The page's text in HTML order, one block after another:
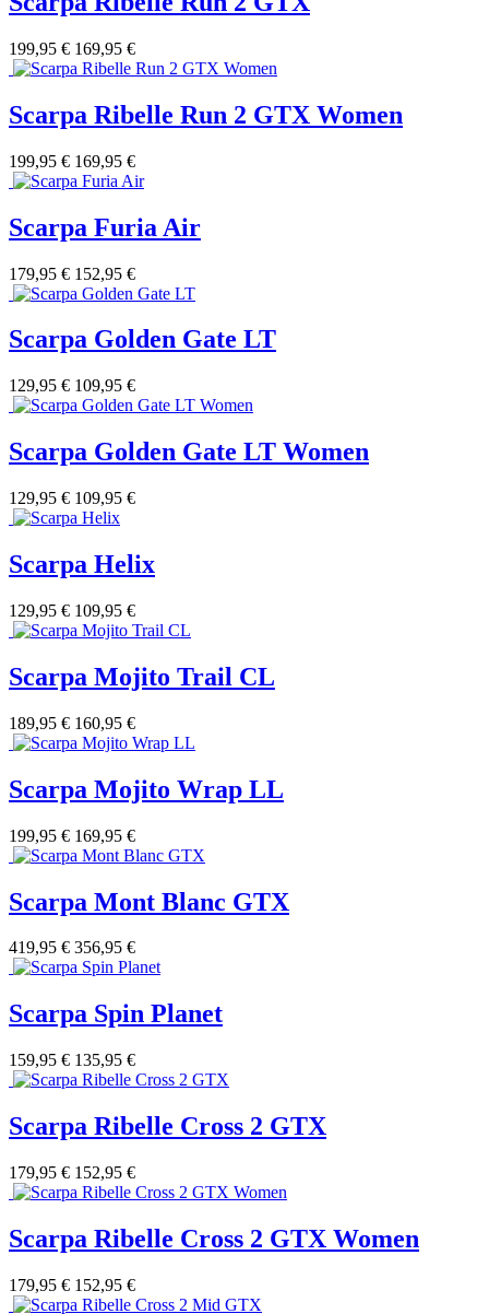
199,95 € 169,95 €
Scarpa Ribelle Run 2 GTX Women
199,95 € 169,95 €
Scarpa Furia Air
179,95 € 152,95 €
Scarpa Golden Gate LT
129,95 € 109,95 €
Scarpa Golden Gate LT Women
129,95 € 109,95 €
Scarpa Helix
129,95 € 109,95 €
Scarpa Mojito Trail CL
189,95 € 160,95 €
Scarpa Mojito Wrap LL
199,95 € 169,95 €
Scarpa Mont Blanc GTX
419,95 € 356,95 €
Scarpa Spin Planet
159,95 € 135,95 €
Scarpa Ribelle Cross 2 GTX
179,95 € 152,95 €
Scarpa Ribelle Cross 2 GTX Women
179,95 € 152,95 €